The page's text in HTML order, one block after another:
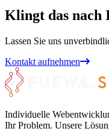
Klingt das nach
Lassen Sie uns
Kontakt aufnehmen
Individuelle
Ihr Problem. Unsere